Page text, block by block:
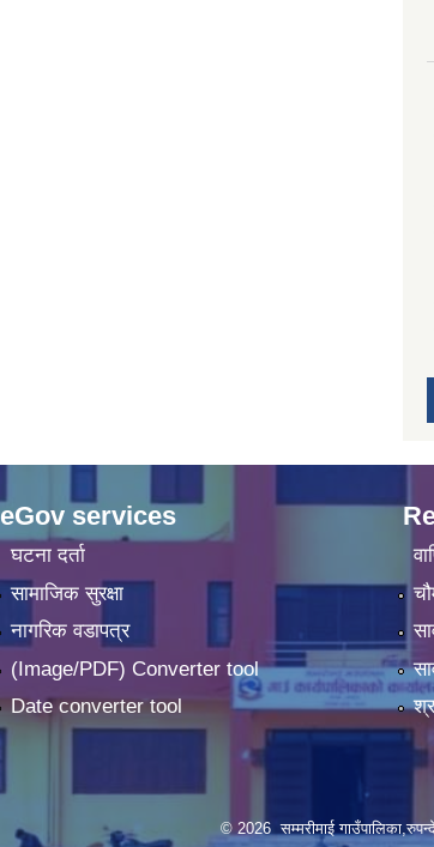
eGov services
घटना दर्ता
सामाजिक सुरक्षा
नागरिक वडापत्र
(Image/PDF) Converter tool
Date converter tool
© 2026 सम्मरीमाई